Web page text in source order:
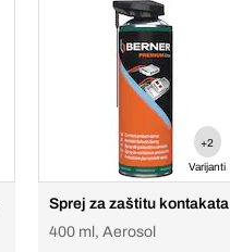
+2
Varijanti
Sprej za zaštitu kontakata
400 ml, Aerosol